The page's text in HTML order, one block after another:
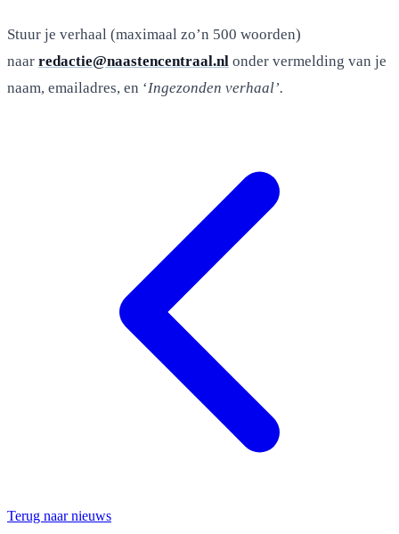
Stuur je verhaal (maximaal zo’n 500 woorden)
naar redactie@naastencentraal.nl onder vermelding van je
naam, emailadres, en ‘Ingezonden verhaal’.
Terug naar nieuws